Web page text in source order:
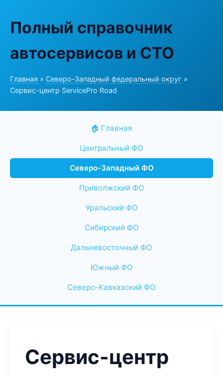
Полный справочник
автосервисов и СТО
Главная » Северо-Западный федеральный округ »
Сервис-центр ServicePro Road
🏠 Главная
Центральный ФО
Северо-Западный ФО
Приволжский ФО
Уральский ФО
Сибирский ФО
Дальневосточный ФО
Южный ФО
Северо-Кавказский ФО
Сервис-центр